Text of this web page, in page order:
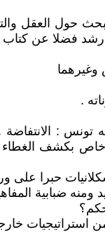
حول العقل
رشد فضلا عن
.
حبرا على
ومنه ضبابية
استراتيجيات